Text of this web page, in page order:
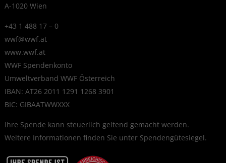
A-1020 Wien
+43 1 488 17 – 0
wwf@wwf.at
www.wwf.at
WWF Spendenkonto
Umweltverband WWF Österreich
IBAN: AT26 2011 1291 1268 3901
BIC: GIBAATWWXXX
Ihre Spende kann steuerlich geltend gemacht werden.
Weitere Informationen finden Sie unter Spendengütesiegel.